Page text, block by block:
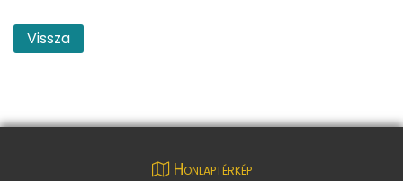
Vissza
Honlaptérkép